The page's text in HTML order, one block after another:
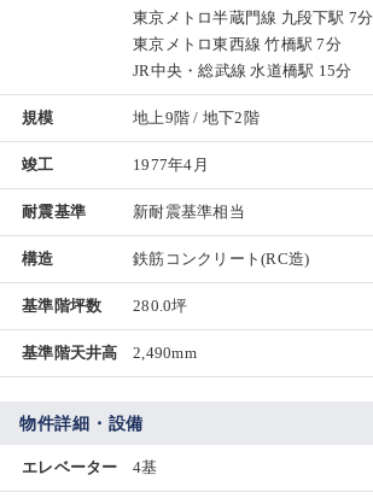
東京メトロ半蔵門線 九段下駅 7分
東京メトロ東西線 竹橋駅 7分
JR中央・総武線 水道橋駅 15分
規模 地上9階 / 地下2階
竣工 1977年4月
耐震基準 新耐震基準相当
構造 鉄筋コンクリート(RC造)
基準階坪数 280.0坪
基準階天井高 2,490mm
物件詳細・設備
エレベーター 4基